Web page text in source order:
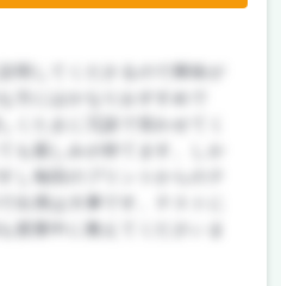
方にはかなりおすすめで
し毎回のプリントからのテ